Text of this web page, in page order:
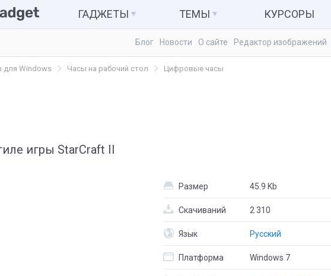
ГАДЖЕТЫ
Компьютер и система Календари
ТЕМЫ
Темы для Windows 7
КУРСОРЫ
Блог Новости О сайте Редактор изображений
для Windows Часы на рабочий стол Цифровые часы
игры StarCraft II
Размер 45.9 Kb
Скачиваний 2 310
Язык Русский
Платформа Windows 7